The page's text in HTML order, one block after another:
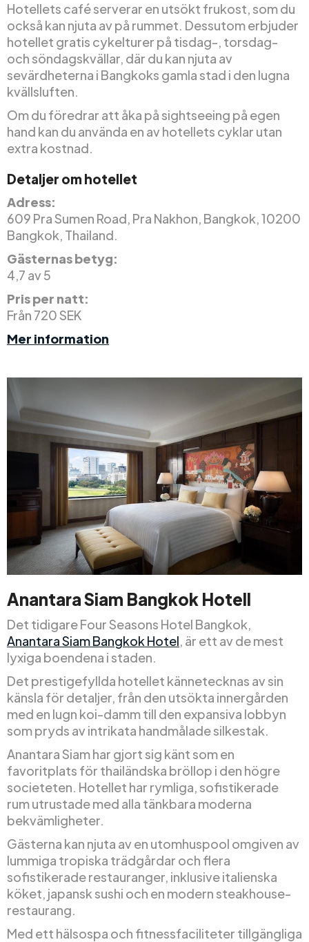
Hotellets café serverar en utsökt frukost, som du
också kan njuta av på rummet. Dessutom erbjuder
hotellet gratis cykelturer på tisdag-, torsdag-
och söndagskvällar, där du kan njuta av
sevärdheterna i Bangkoks gamla stad i den lugna
kvällsluften.
Om du föredrar att åka på sightseeing på egen
hand kan du använda en av hotellets cyklar utan
extra kostnad.
Detaljer om hotellet
Adress:
609 Pra Sumen Road, Pra Nakhon, Bangkok, 10200
Bangkok, Thailand.
Gästernas betyg:
4,7 av 5
Pris per natt:
Från 720 SEK
Mer information
Anantara Siam Bangkok Hotell
Det tidigare Four Seasons Hotel Bangkok,
Anantara Siam Bangkok Hotel, är ett av de mest
lyxiga boendena i staden.
Det prestigefyllda hotellet kännetecknas av sin
känsla för detaljer, från den utsökta innergården
med en lugn koi-damm till den expansiva lobbyn
som pryds av intrikata handmålade silkestak.
Anantara Siam har gjort sig känt som en
favoritplats för thailändska bröllop i den högre
societeten. Hotellet har rymliga, sofistikerade
rum utrustade med alla tänkbara moderna
bekvämligheter.
Gästerna kan njuta av en utomhuspool omgiven av
lummiga tropiska trädgårdar och flera
sofistikerade restauranger, inklusive italienska
köket, japansk sushi och en modern steakhouse-
restaurang.
Med ett hälsospa och fitnessfaciliteter tillgängliga